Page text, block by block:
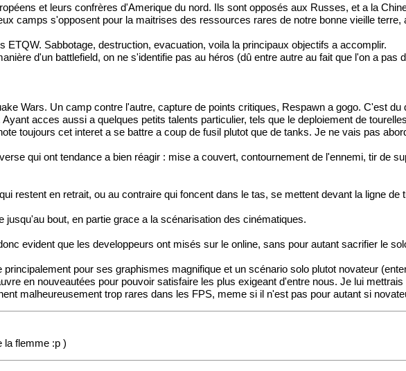
et leurs confrères d'Amerique du nord. Ils sont opposés aux Russes, et a la
camps s'opposent pour la maitrises des ressources rares de notre bonne vieille terre,
Sabbotage, destruction, evacuation, voila la principaux objectifs a accomplir.
d'un battlefield, on ne s'identifie pas au héros (dû entre autre au fait que l'on a pas
Wars. Un camp contre l'autre, capture de points critiques, Respawn a gogo. C'est
acces aussi a quelques petits talents particulier, tels que le deploiement de
toujours cet interet a se battre a coup de fusil plutot que de tanks. Je ne vais pas
qui ont tendance a bien réagir : mise a couvert, contournement de l'ennemi, tir de
restent en retrait, ou au contraire qui foncent dans le tas, se mettent devant la ligne de
bout, en partie grace a la scénarisation des cinématiques.
evident que les developpeurs ont misés sur le online, sans pour autant sacrifier le
pour ses graphismes magnifique et un scénario solo plutot novateur
en nouveautées pour pouvoir satisfaire les plus exigeant d'entre nous. Je lui
malheureusement trop rares dans les FPS, meme si il n'est pas pour autant si
la flemme :p )